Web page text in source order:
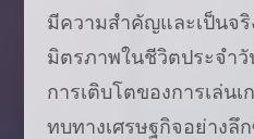
มีความสำคัญและเป็นจริ
มิตรภาพในชีวิตประจำวั
การเติบโตของการเล่น
ทบทางเศรษฐกิจอย่างลึ